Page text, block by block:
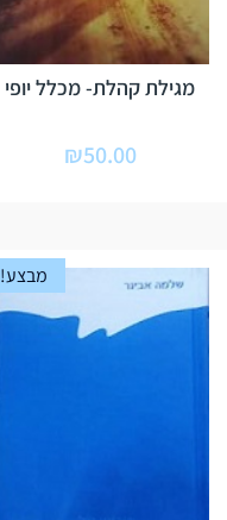
מגילת קהלת- מכלל יופי
₪50.00
מבצע!